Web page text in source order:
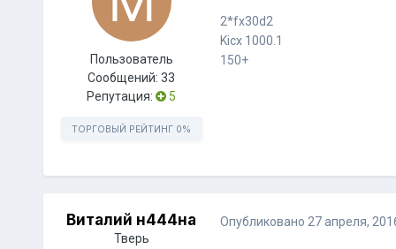
Пользователь
Сообщений:33
Репутация:
5
ТОРГОВЫЙ РЕЙТИНГ 0%
2*fx30d2
Kicx 1000.1
150+
Виталий н444на
Тверь
Опубликовано 27 апреля,